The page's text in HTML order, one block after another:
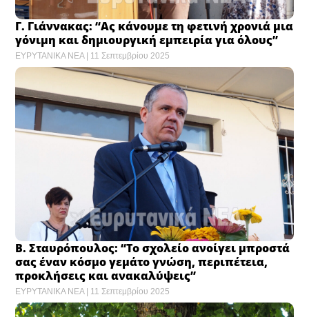
Γ. Γιάννακας: “Ας κάνουμε τη φετινή χρονιά μια
γόνιμη και δημιουργική εμπειρία για όλους”
ΕΥΡΥΤΑΝΙΚΑ ΝΕΑ 11 Σεπτεμβρίου 2025
Β. Σταυρόπουλος: “Το σχολείο ανοίγει μπροστά
σας έναν κόσμο γεμάτο γνώση, περιπέτεια,
προκλήσεις και ανακαλύψεις”
ΕΥΡΥΤΑΝΙΚΑ ΝΕΑ 11 Σεπτεμβρίου 2025